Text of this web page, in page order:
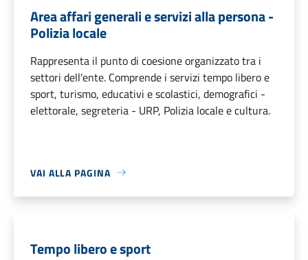
Area affari generali e servizi alla persona -
Polizia locale
Rappresenta il punto di coesione organizzato tra i
settori dell'ente. Comprende i servizi tempo libero e
sport, turismo, educativi e scolastici, demografici -
elettorale, segreteria - URP, Polizia locale e cultura.
VAI ALLA PAGINA
Tempo libero e sport